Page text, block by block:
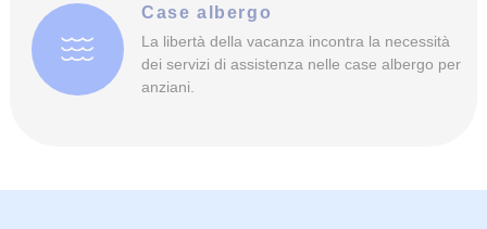
Case albergo
La libertà della vacanza incontra la necessità
dei servizi di assistenza nelle case albergo per
anziani.